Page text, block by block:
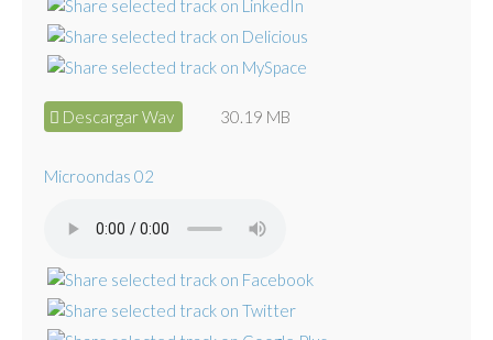
Descargar Wav 30.19 MB
Microondas 02